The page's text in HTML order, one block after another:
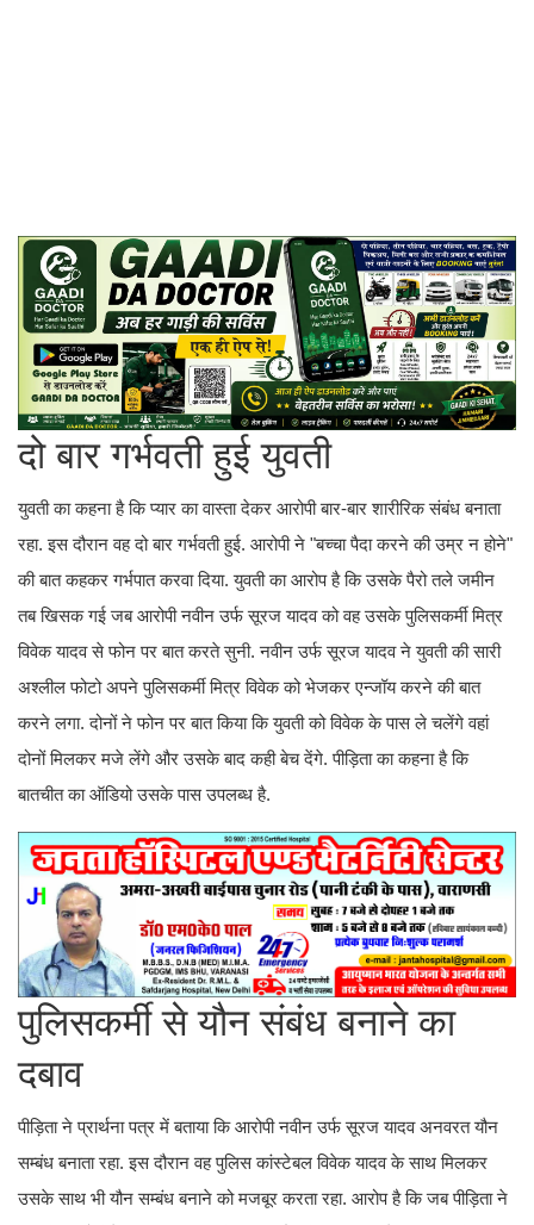
दो बार गर्भवती हुई युवती
युवती का कहना है कि प्यार का वास्ता देकर आरोपी बार-बार शारीरिक संबंध बनाता
रहा. इस दौरान वह दो बार गर्भवती हुई. आरोपी ने "बच्चा पैदा करने की उम्र न होने"
की बात कहकर गर्भपात करवा दिया. युवती का आरोप है कि उसके पैरो तले जमीन
तब खिसक गई जब आरोपी नवीन उर्फ सूरज यादव को वह उसके पुलिसकर्मी मित्र
विवेक यादव से फोन पर बात करते सुनी. नवीन उर्फ सूरज यादव ने युवती की सारी
अश्लील फोटो अपने पुलिसकर्मी मित्र विवेक को भेजकर एन्जॉय करने की बात
करने लगा. दोनों ने फोन पर बात किया कि युवती को विवेक के पास ले चलेंगे वहां
दोनों मिलकर मजे लेंगे और उसके बाद कही बेच देंगे. पीड़िता का कहना है कि
बातचीत का ऑडियो उसके पास उपलब्ध है.
पुलिसकर्मी से यौन संबंध बनाने का
दबाव
पीड़िता ने प्रार्थना पत्र में बताया कि आरोपी नवीन उर्फ सूरज यादव अनवरत यौन
सम्बंध बनाता रहा. इस दौरान वह पुलिस कांस्टेबल विवेक यादव के साथ मिलकर
उसके साथ भी यौन सम्बंध बनाने को मजबूर करता रहा. आरोप है कि जब पीड़िता ने